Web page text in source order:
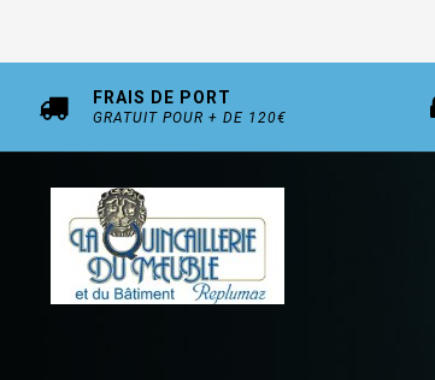
FRAIS DE PORT
GRATUIT POUR + DE 120€